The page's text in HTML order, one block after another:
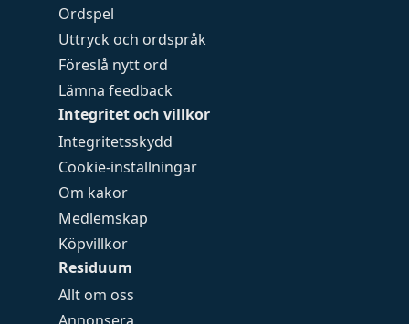
Ordspel
Uttryck och ordspråk
Föreslå nytt ord
Lämna feedback
Integritet och villkor
Integritetsskydd
Cookie-inställningar
Om kakor
Medlemskap
Köpvillkor
Residuum
Allt om oss